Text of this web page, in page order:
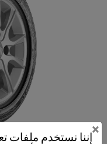
إننا نستخدم ملفات
×